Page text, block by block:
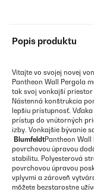
Popis produktu
Vitajte vo svojej novej
Pantheon Wall Pergola
tak svoj vonkajší
Nástenná konštrukcia
lepšiu prístupnosť.
prístup do vnútorných
izby. Vonkajšie bývanie
BlumfeldtPantheon Wall
povrchovou úpravou
stabilitu. Polyesterová
povrchovou úpravou
vplyvmi a zároveň
môžete bezstarostne